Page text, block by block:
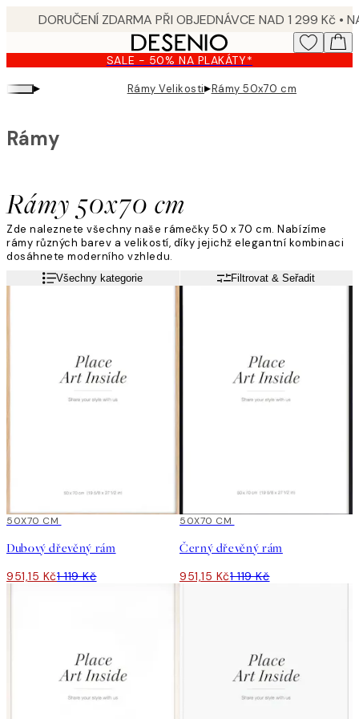
content.
SALE - 50% NA PLAKÁTY*
▸ Rámy Velikosti▸Rámy 50x70 cm
Rámy 50x70 cm
Rámy
Zde naleznete všechny naše rámečky 50 x 70 cm. Nabízíme
rámy různých barev a velikostí, díky jejichž elegantní kombinaci
dosáhnete moderního vzhledu.
Přečtěte si víceVšechny kategorie Filtrovat & Seřadit
15%*
50X70 CM
Dubový dřevěný rám
951,15 Kč1 119 Kč
15%*
50X70 CM
Černý dřevěný rám
951,15 Kč1 119 Kč